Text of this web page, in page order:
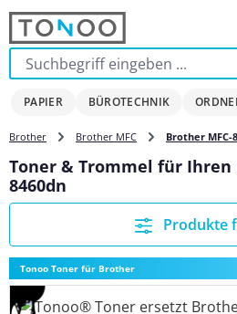
Zum Hauptinhalt springen
PAPIER BÜROTECHNIK
Brother Brother MFC Brother MFC-
Toner & Trommel für Ihren
8460dn
Produkte
Tonoo Toner für Brother